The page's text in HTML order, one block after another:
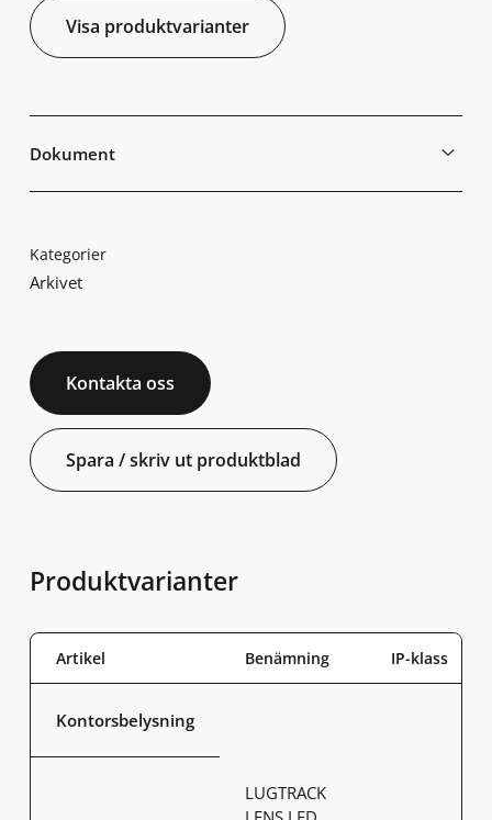
Visa produktvarianter
Dokument
Kategorier
Arkivet
Kontakta oss
Spara / skriv ut produktblad
Produktvarianter
Artikel Benämning IP-klass
Kontorsbelysning
LUGTRACK